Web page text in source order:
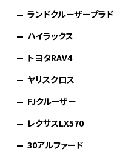
ランドクルーザープラド
ハイラックス
トヨタRAV4
ヤリスクロス
FJクルーザー
レクサスLX570
30アルファード